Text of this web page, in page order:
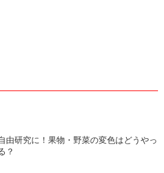
由研究に！果物・野菜の変色はどうやっ
？